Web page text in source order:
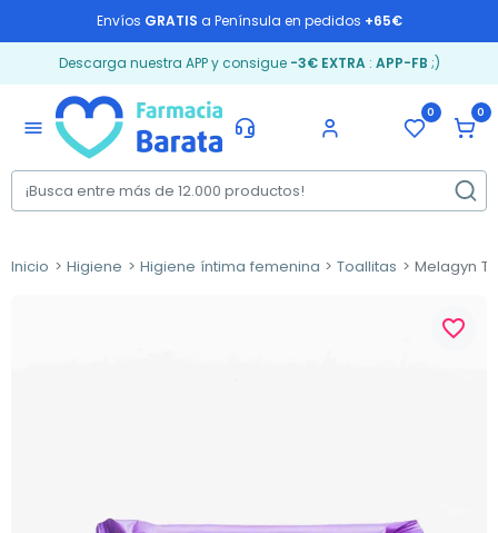
Envíos GRATIS a Península en pedidos +65€
Descarga nuestra APP y consigue -3€ EXTRA: APP-FB ;)
menu
0 0
Inicio Higiene Higiene íntima femenina Toallitas Melagyn
favorite_border